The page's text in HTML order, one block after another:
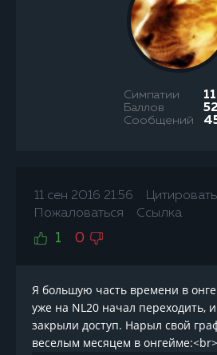
Симпатии
Баллов 52
Сообщений
11 сен 2016 21:56
Цитировать
Пожаловаться
Ссылка
1 0
Я большую часть времени в
уже на NL20 начал переходить,
закрыли доступ. Нарыл свой
веселым месяцем в онгейме:<br>